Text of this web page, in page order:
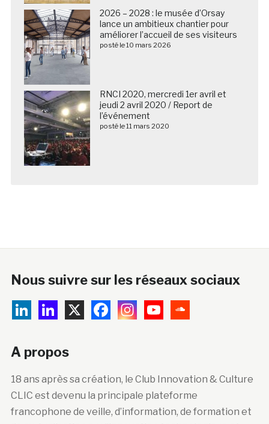
2026 – 2028 : le musée d’Orsay
lance un ambitieux chantier pour
améliorer l’accueil de ses visiteurs
posté le 10 mars 2026
RNCI 2020, mercredi 1er avril et
jeudi 2 avril 2020 / Report de
l’événement
posté le 11 mars 2020
Nous suivre sur les réseaux sociaux
A propos
18 ans après sa création, le Club Innovation & Culture
CLIC est devenu la principale plateforme
francophone de veille, d’information, de formation et